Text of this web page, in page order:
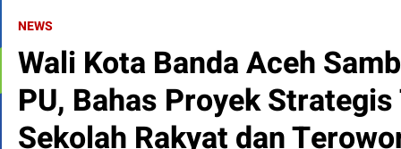
NEWS
Wali Kota Banda Aceh
PU, Bahas Proyek
Sekolah Rakyat dan